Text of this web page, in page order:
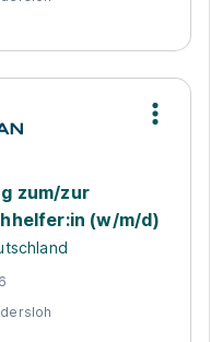
zum/zur
(w/m/d)